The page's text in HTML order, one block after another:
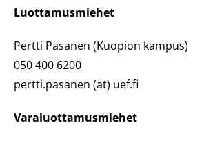
Luottamusmiehet
Pertti Pasanen (Kuopion kampus)
050 400 6200
pertti.pasanen (at) uef.fi
Varaluottamusmiehet